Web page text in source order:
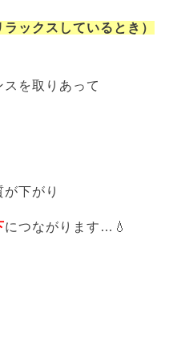
ックスしているとき）
を取りあって
下がり
につながります…💧